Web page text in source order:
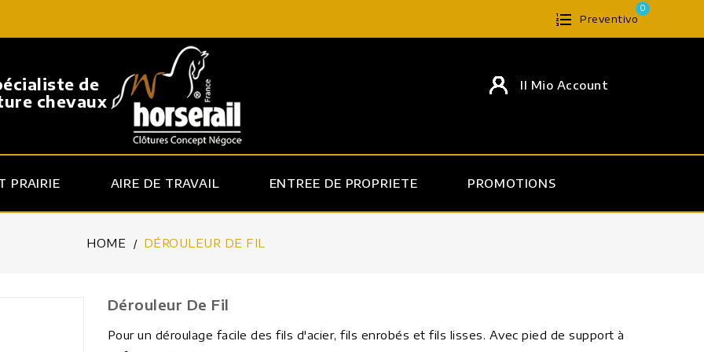
Preventivo
0
de
chevaux
Il Mio Account
PRAIRIE AIRE DE TRAVAIL ENTREE DE PROPRIETE PROMOTIONS
HOME DÉROULEUR DE FIL
Dérouleur De Fil
Pour un déroulage facile des fils d'acier, fils enrobés et fils lisses. Avec pied de support à